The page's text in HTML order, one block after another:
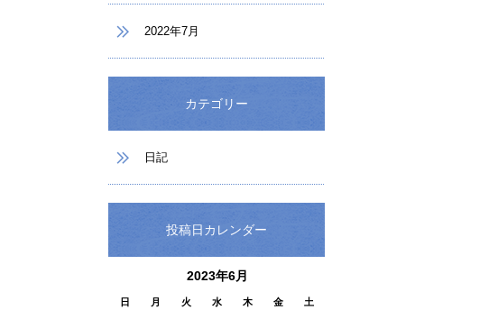
2022年7月
カテゴリー
日記
投稿日カレンダー
2023年6月
日 月 火 水 木 金 土